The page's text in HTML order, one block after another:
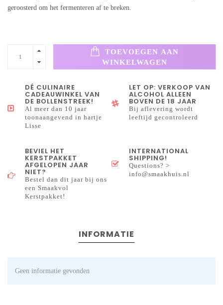
geroosterd om het fermenteren af te breken.
TOEVOEGEN AAN
WINKELWAGEN
DÉ CULINAIRE
CADEAUWINKEL VAN
DE BOLLENSTREEK!
Al meer dan 10 jaar
toonaangevend in hartje
Lisse
LET OP: VERKOOP VAN
ALCOHOL ALLEEN
BOVEN DE 18 JAAR
Bij aflevering wordt
leeftijd gecontroleerd
BEVIEL HET
KERSTPAKKET
AFGELOPEN JAAR
NIET?
Bestel dan dit jaar bij ons
een Smaakvol
Kerstpakket!
INTERNATIONAL
SHIPPING!
Questions? >
info@smaakhuis.nl
INFORMATIE
Geen informatie gevonden